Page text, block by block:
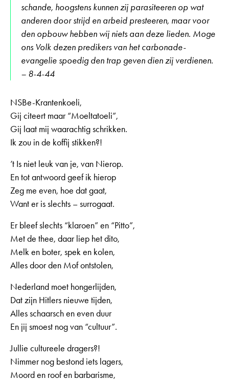
schande, hoogstens kunnen zij parasiteeren op wat
anderen door strijd en arbeid presteeren, maar voor
den opbouw hebben wij niets aan deze lieden. Moge
ons Volk dezen predikers van het carbonade-
evangelie spoedig den trap geven dien zij verdienen.
– 8-4-44
NSBe-Krantenkoeli,
Gij citeert maar “Moeltatoeli”,
Gij laat mij waarachtig schrikken.
Ik zou in de koffij stikken?!
’t Is niet leuk van je, van Nierop.
En tot antwoord geef ik hierop
Zeg me even, hoe dat gaat,
Want er is slechts – surrogaat.
Er bleef slechts “klaroen” en “Pitto”,
Met de thee, daar liep het dito,
Melk en boter, spek en kolen,
Alles door den Mof ontstolen,
Nederland moet hongerlijden,
Dat zijn Hitlers nieuwe tijden,
Alles schaarsch en even duur
En jij smoest nog van “cultuur”.
Jullie cultureele dragers?!
Nimmer nog bestond iets lagers,
Moord en roof en barbarisme,